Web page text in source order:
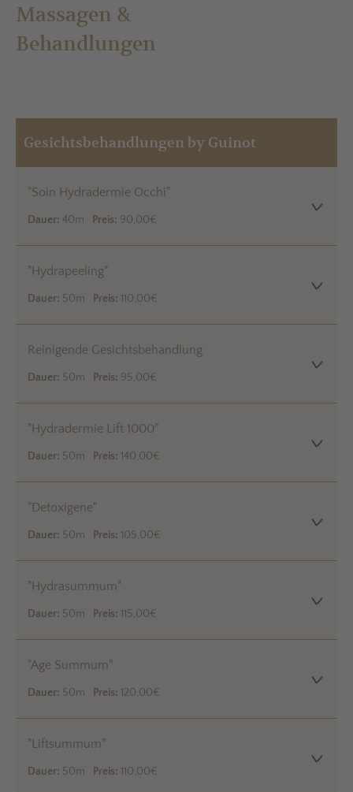
Massagen &
Behandlungen
Gesichtsbehandlungen by Guinot
"Soin Hydradermie Occhi"
Dauer: 40m Preis: 90,00€
"Hydrapeeling"
Dauer: 50m Preis: 110,00€
Reinigende Gesichtsbehandlung
Dauer: 50m Preis: 95,00€
"Hydradermie Lift 1000"
Dauer: 50m Preis: 140,00€
"Detoxigene"
Dauer: 50m Preis: 105,00€
"Hydrasummum"
Dauer: 50m Preis: 115,00€
"Age Summum"
Dauer: 50m Preis: 120,00€
"Liftsummum"
Dauer: 50m Preis: 110,00€